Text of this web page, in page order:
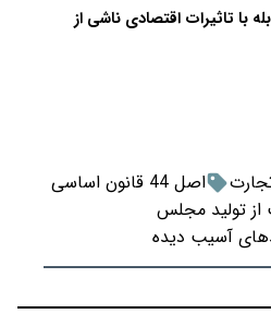
با تاثیرات اقتصادی ناشی از
اصل 44 قانون اساسی
از تولید مجلس
آسیب دیده